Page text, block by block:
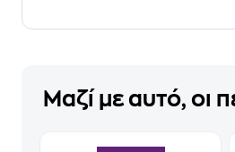
Μαζί με αυτό, οι